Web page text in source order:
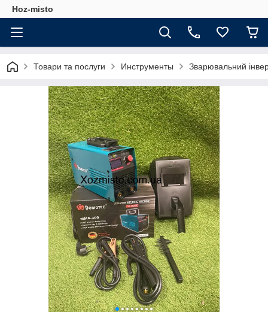
Hoz-misto
Товари та послуги Инструменты Зварювальний